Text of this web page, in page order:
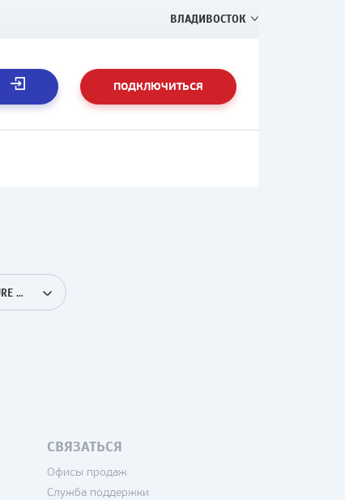
ВЛАДИВОСТОК
ПОДКЛЮЧИТЬСЯ
TRAVEL + ADVENTURE HD
СВЯЗАТЬСЯ
Офисы продаж
Служба поддержки